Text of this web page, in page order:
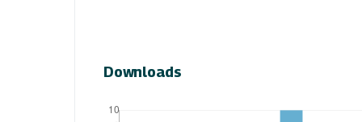
Downloads